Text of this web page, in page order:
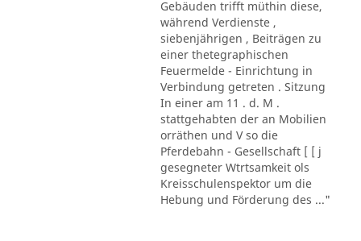
Gebäuden trifft müthin diese,
während Verdienste ,
siebenjährigen , Beiträgen zu
einer thetegraphischen
Feuermelde - Einrichtung in
Verbindung getreten . Sitzung
In einer am 11 . d. M .
stattgehabten der an Mobilien
orräthen und V so die
Pferdebahn - Gesellschaft [ [ j
gesegneter Wtrtsamkeit ols
Kreisschulenspektor um die
Hebung und Förderung des ..."